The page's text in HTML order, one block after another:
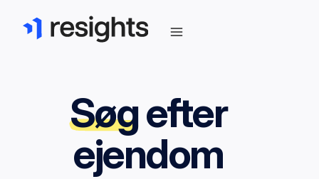
Søgefter
ejendom